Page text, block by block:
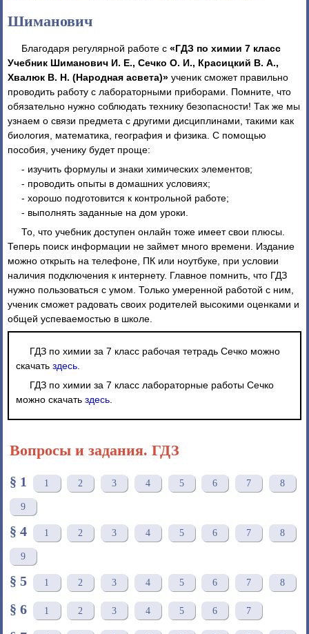
Шиманович
Благодаря регулярной работе с «ГДЗ по химии 7 класс
Учебник Шиманович И. Е., Сечко О. И., Красицкий В. А.,
Хвалюк В. Н. (Народная асвета)» ученик сможет правильно
проводить работу с лабораторными приборами. Помните, что
обязательно нужно соблюдать технику безопасности! Так же мы
узнаем о связи предмета с другими дисциплинами, такими как
биология, математика, география и физика. С помощью
пособия, ученику будет проще:
- изучить формулы и знаки химических элементов;
- проводить опыты в домашних условиях;
- хорошо подготовится к контрольной работе;
- выполнять заданные на дом уроки.
То, что учебник доступен онлайн тоже имеет свои плюсы.
Теперь поиск информации не займет много времени. Издание
можно открыть на телефоне, ПК или ноутбуке, при условии
наличия подключения к интернету. Главное помнить, что ГДЗ
нужно пользоваться с умом. Только умеренной работой с ним,
ученик сможет радовать своих родителей высокими оценками и
общей успеваемостью в школе.
ГДЗ по химии за 7 класс рабочая тетрадь Сечко можно
скачать здесь
ГДЗ по химии за 7 класс лабораторные работы Сечко
можно скачать здесь
Вопросы и задания. ГДЗ
§ 1 1 2 3 4 5 6 7 8
9
§ 4 1 2 3 4 5 6 7 8
9
§ 5 1 2 3 4 5 6 7 8
§ 6 1 2 3 4 5 6 7